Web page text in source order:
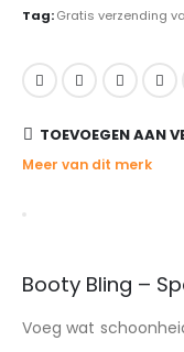
Tag:Gratis verzending
TOEVOEGEN AAN
Meer van dit merk
Booty Bling –
Voeg wat